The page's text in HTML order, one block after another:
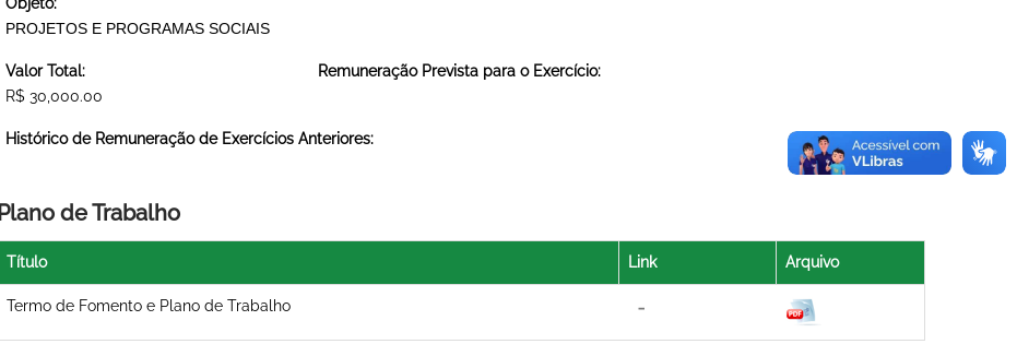
Objeto:
PROJETOS E PROGRAMAS SOCIAIS
Valor Total:
R$ 30,000.00
Remuneração Prevista para o Exercício:
Histórico de Remuneração de Exercícios Anteriores:
Plano de Trabalho
Título Link Arquivo
Termo de Fomento e Plano de Trabalho